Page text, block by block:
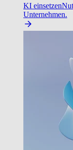
KI einsetzen
Unternehmen.